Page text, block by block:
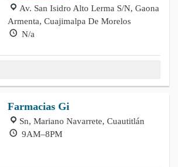
Av. San Isidro Alto Lerma S/N, Gaona
Armenta, Cuajimalpa De Morelos
N/a
Farmacias Gi
Sn, Mariano Navarrete, Cuautitlán
9AM–8PM